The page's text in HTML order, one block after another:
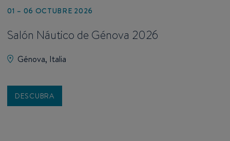
01 – 06 OCTUBRE 2026
Salón Náutico de Génova 2026
Génova, Italia
DESCUBRA